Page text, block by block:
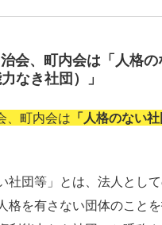
会、町内会は「人格
力なき社団）」
、町内会は 「人格のない社
社団等」とは、法人とし
格を有さない団体のこと